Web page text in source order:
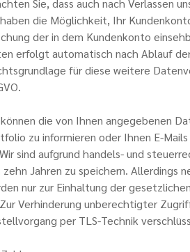
Sie, dass auch nach Verlassen
die Möglichkeit, Ihr
der in dem Kundenkonto
erfolgt automatisch nach Ablauf
für diese weitere
die von Ihnen angegebenen
zu informieren oder Ihnen E-
sind aufgrund handels- und
zehn Jahren zu speichern. Allerdings
nur zur Einhaltung der
Verhinderung unberechtigter
per TLS-Technik